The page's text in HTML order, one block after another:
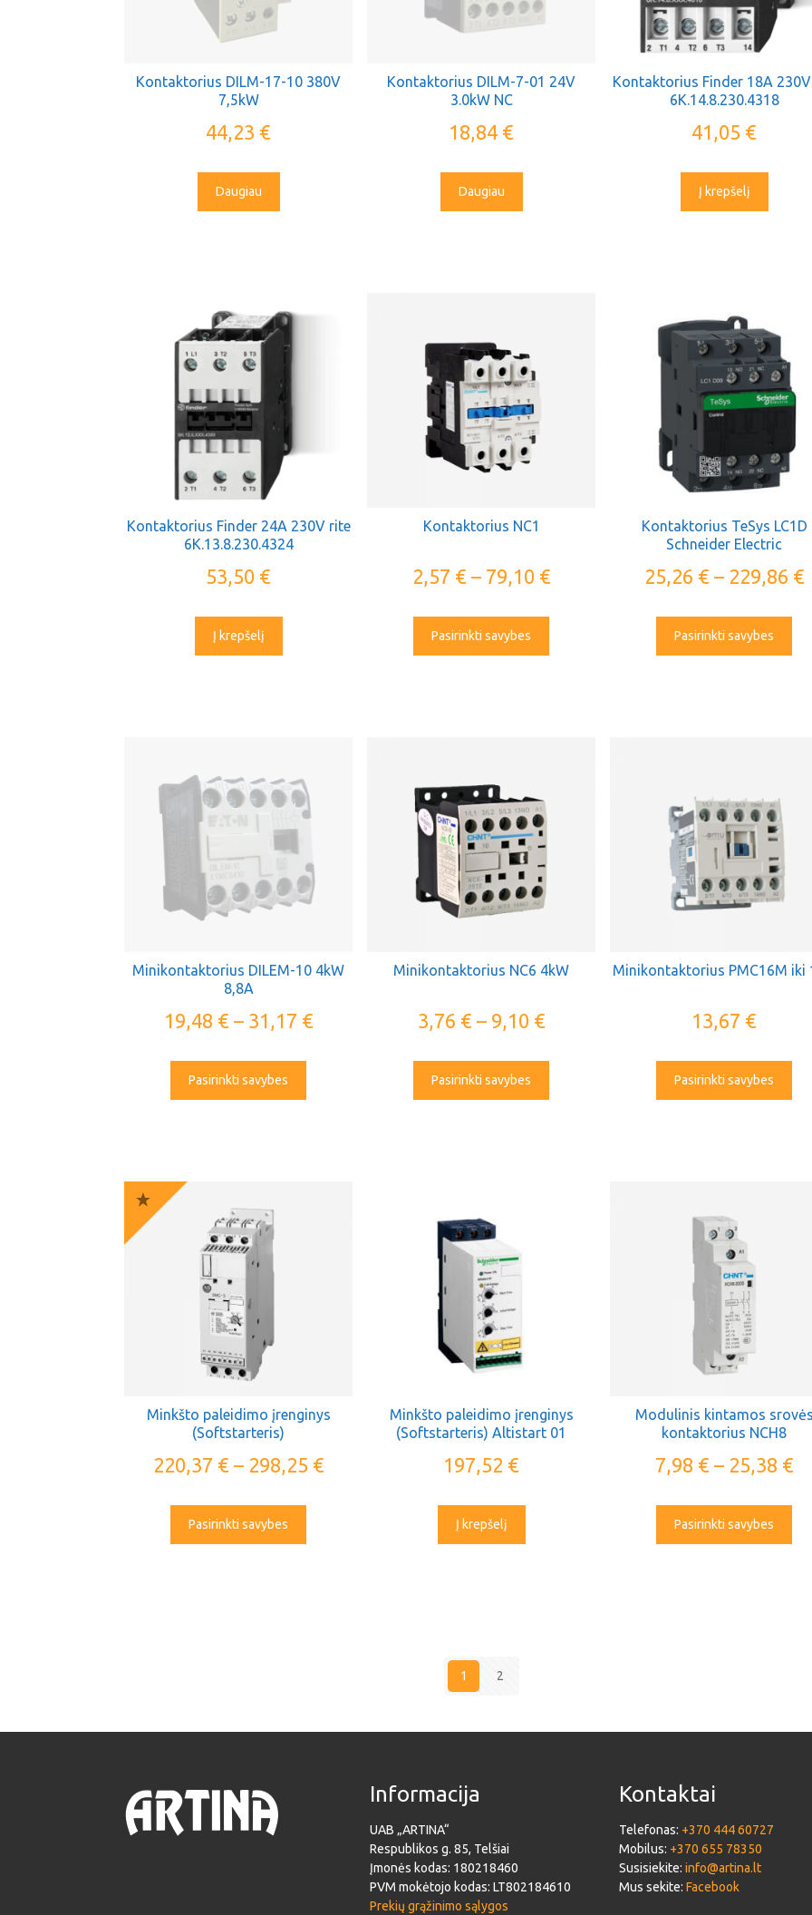
Kontaktorius DILM-17-10 380V
7,5kW
44,23 €
Daugiau
Kontaktorius DILM-7-01 24V
3.0kW NC
18,84 €
Daugiau
Kontaktorius Finder 18A
6K.14.8.230.4318
41,05 €
Į krepšelį
Kontaktorius Finder 24A 230V rite
6K.13.8.230.4324
53,50 €
Į krepšelį
Kontaktorius NC1
2,57 € – 79,10 €
Pasirinkti savybes
Kontaktorius TeSys LC1D
Schneider Electric
25,26 € – 229,86 €
Pasirinkti savybes
Minikontaktorius DILEM-10 4kW
8,8A
19,48 € – 31,17 €
Pasirinkti savybes
Minikontaktorius NC6 4kW
3,76 € – 9,10 €
Pasirinkti savybes
Minikontaktorius PMC16M iki
13,67 €
Pasirinkti savybes
Minkšto paleidimo įrenginys
(Softstarteris)
220,37 € – 298,25 €
Pasirinkti savybes
Minkšto paleidimo įrenginys
(Softstarteris) Altistart 01
197,52 €
Į krepšelį
Modulinis kintamos
kontaktorius NCH8
7,98 € – 25,38 €
Pasirinkti savybes
1 2
Informacija
UAB „ARTINA“
Respublikos g. 85, Telšiai
Įmonės kodas: 180218460
PVM mokėtojo kodas: LT802184610
Prekių grąžinimo sąlygos
Kontaktai
Telefonas: +370 444 60727
Mobilus: +370 655 78350
Susisiekite: info@artina.lt
Mus sekite: Facebook